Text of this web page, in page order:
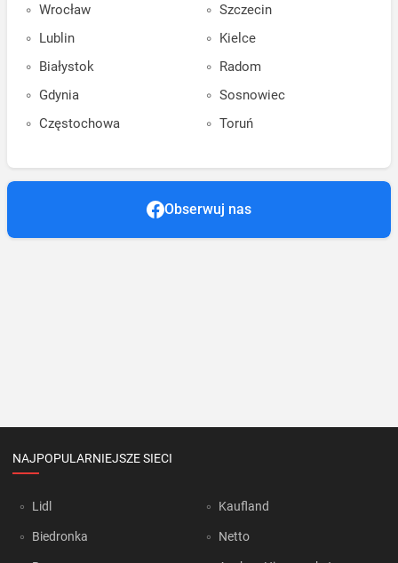
Wrocław
Lublin
Białystok
Gdynia
Częstochowa
Szczecin
Kielce
Radom
Sosnowiec
Toruń
Obserwuj nas
NAJPOPULARNIEJSZE SIECI
Lidl
Biedronka
Kaufland
Netto